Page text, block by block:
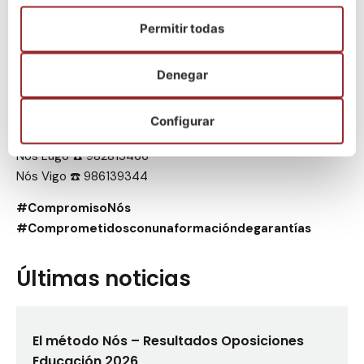
período de prueba.
Nós A Coruña (Fábrica de Tabacos) ☎️ 881993969
Nós A Coruña (Rúa Merced) ☎️981927420
Nós Lugo ☎️ 982815466
Nós Vigo ☎️ 986139344
#CompromisoNós
#Comprometidosconunaformacióndegarantías
Últimas noticias
El método Nós – Resultados Oposiciones
Configurar
Denegar
Permitir todas